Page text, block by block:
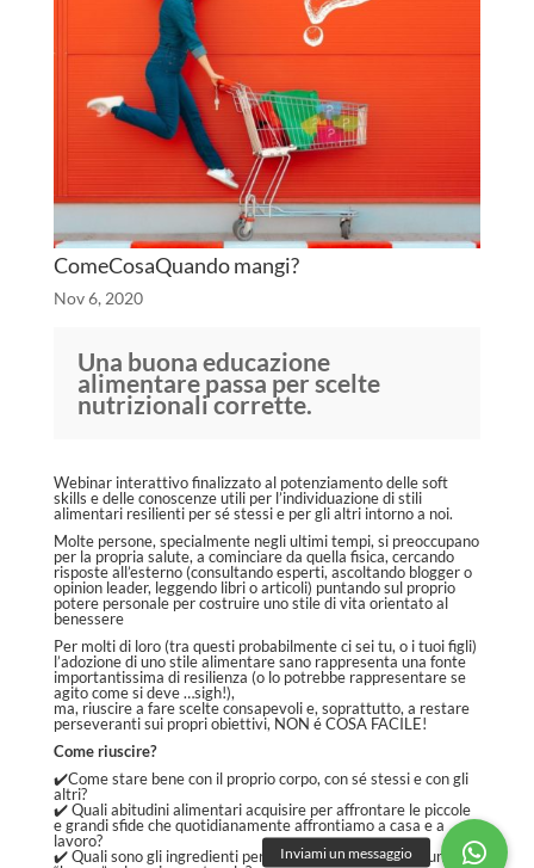
ComeCosaQuando mangi?
Nov 6, 2020
Una buona educazione
alimentare passa per scelte
nutrizionali corrette.
Webinar interattivo finalizzato al potenziamento delle soft
skills e delle conoscenze utili per l’individuazione di stili
alimentari resilienti per sé stessi e per gli altri intorno a noi.
Molte persone, specialmente negli ultimi tempi, si preoccupano
per la propria salute, a cominciare da quella fisica, cercando
risposte all’esterno (consultando esperti, ascoltando blogger o
opinion leader, leggendo libri o articoli) puntando sul proprio
potere personale per costruire uno stile di vita orientato al
benessere
Per molti di loro (tra questi probabilmente ci sei tu, o i tuoi figli)
l’adozione di uno stile alimentare sano rappresenta una fonte
importantissima di resilienza (o lo potrebbe rappresentare se
agito come si deve …sigh!),
ma, riuscire a fare scelte consapevoli e, soprattutto, a restare
perseveranti sui propri obiettivi, NON é COSA FACILE!
Come riuscire?
✔️Come stare bene con il proprio corpo, con sé stessi e con gli
altri?
✔️ Quali abitudini alimentari acquisire per affrontare le piccole
e grandi sfide che quotidianamente affrontiamo a casa e a
lavoro?
✔️ Quali sono gli ingredienti per promuovere in famiglia una